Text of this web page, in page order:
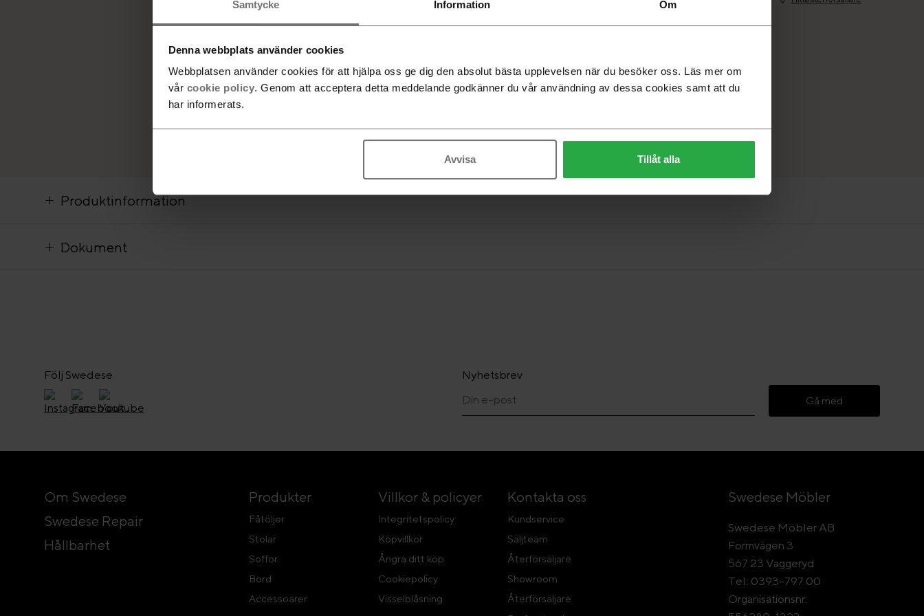
Samtycke Information Om
Denna webbplats använder cookies
Webbplatsen använder cookies för att hjälpa oss ge dig den absolut bästa upplevelsen när du besöker oss. Läs mer om
vår cookie policy. Genom att acceptera detta meddelande godkänner du vår användning av dessa cookies samt att du
har informerats.
Avvisa Tillåt alla
Produktinformation
Dokument
Följ Swedese Nyhetsbrev
Gå med
Om Swedese
Swedese Repair
Hållbarhet
Produkter
Fåtöljer
Stolar
Soffor
Bord
Accessoarer
Villkor & policyer
Integritetspolicy
Köpvillkor
Ångra ditt köp
Cookiepolicy
Visselblåsning
Kontakta oss
Kundservice
Säljteam
Återförsäljare
Showroom
Återförsäljare
Swedese Möbler
Swedese Möbler AB
Formvägen 3
567 23 Vaggeryd
Tel: 0393-797 00
Organisationsnr: